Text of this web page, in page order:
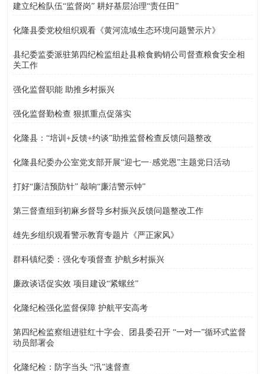
建立纪检队伍“监督岗” 耕好基层治理“责任田”
化隆县委党校组织观看《黄河流域生态环境问题警示片》
县纪委监委派驻第四纪检监组赴县粮食购销公司督查粮食安全相
关工作
强化监督职能 助推乡村振兴
强化监督勤检查 狠抓重点促落实
化隆县：“培训+反馈+约谈”助推监督检查反馈问题整改
化隆县纪委办公室党支部开展“迎七一·感党恩”主题党日活动
打好“廉洁预防针” 敲响“廉洁警示钟”
第三督查组到初麻乡督导乡村振兴反馈问题整改工作
雄先乡组织观看警示教育专题片《严正家风》
群科镇纪委：强化专项督查 护航乡村振兴
廉政谈话促实效 项目建设“紧螺丝”
化隆纪检强化监督保障 护航平安高考
第四纪检监察组进驻红十字会、团县委召开 “一对一”循环式监督
动员部署会
化隆纪检：防字当头 “汛”速督查